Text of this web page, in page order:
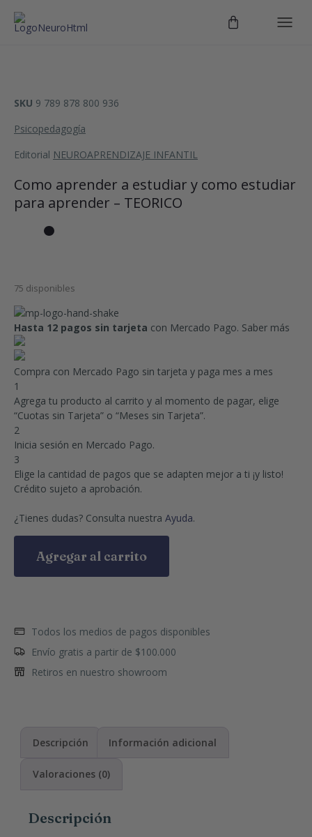
SKU 9 789 878 800 936
Psicopedagogía
Editorial NEUROAPRENDIZAJE INFANTIL
Como aprender a estudiar y como estudiar
para aprender – TEORICO
75 disponibles
Hasta 12 pagos sin tarjeta con Mercado Pago. Saber más
Compra con Mercado Pago sin tarjeta y paga mes a mes
1
Agrega tu producto al carrito y al momento de pagar, elige
“Cuotas sin Tarjeta” o “Meses sin Tarjeta”.
2
Inicia sesión en Mercado Pago.
3
Elige la cantidad de pagos que se adapten mejor a ti ¡y listo!
Crédito sujeto a aprobación.
¿Tienes dudas? Consulta nuestra Ayuda.
Agregar al carrito
Todos los medios de pagos disponibles
Envío gratis a partir de $100.000
Retiros en nuestro showroom
Descripción Información adicional
Valoraciones (0)
Descripción